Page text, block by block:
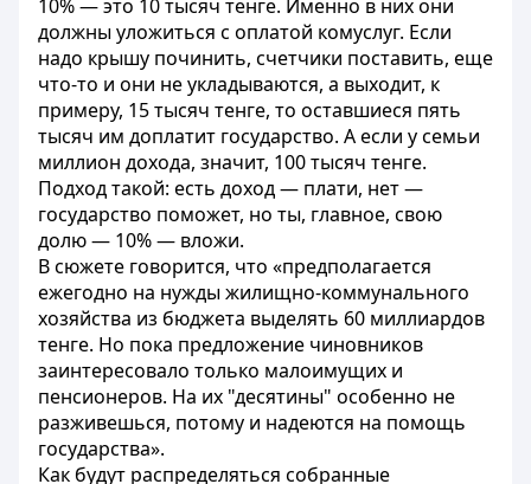
10% — это 10 тысяч тенге. Именно в них они
должны уложиться с оплатой комуслуг. Если
надо крышу починить, счетчики поставить, еще
что-то и они не укладываются, а выходит, к
примеру, 15 тысяч тенге, то оставшиеся пять
тысяч им доплатит государство. А если у семьи
миллион дохода, значит, 100 тысяч тенге.
Подход такой: есть доход — плати, нет —
государство поможет, но ты, главное, свою
долю — 10% — вложи.
В сюжете говорится, что «предполагается
ежегодно на нужды жилищно-коммунального
хозяйства из бюджета выделять 60 миллиардов
тенге. Но пока предложение чиновников
заинтересовало только малоимущих и
пенсионеров. На их "десятины" особенно не
разживешься, потому и надеются на помощь
государства».
Как будут распределяться собранные